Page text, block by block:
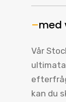
–med
Vår
kan du